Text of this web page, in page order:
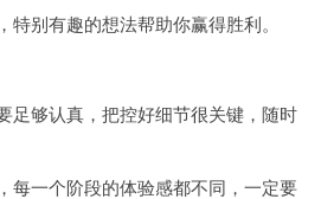
特别有趣的想法帮助你赢得胜利。
足够认真，把控好细节很关键，随时
每一个阶段的体验感都不同，一定要